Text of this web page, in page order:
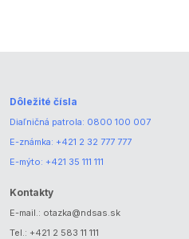
Dôležité čísla
Diaľničná patrola: 0800 100 007
E-známka: +421 2 32 777 777
E-mýto: +421 35 111 111
Kontakty
E-mail.: otazka@ndsas.sk
Tel.: +421 2 583 11 111